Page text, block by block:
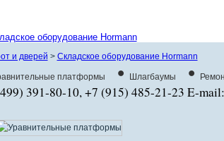
оборудование Hormann
и дверей > Складское оборудование Hormann
платформы • Шлагбаумы •
391-80-10, +7 (915) 485-21-23 E-